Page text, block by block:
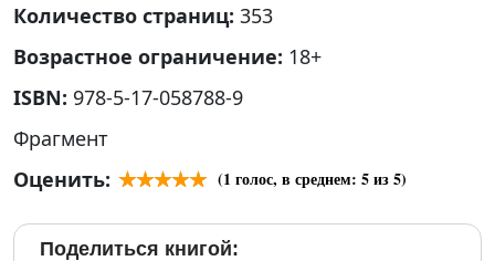
Количество страниц: 353
Возрастное ограничение: 18+
ISBN: 978-5-17-058788-9
Фрагмент
Оценить:
(1 голос, в среднем: 5из 5)
Поделиться книгой: